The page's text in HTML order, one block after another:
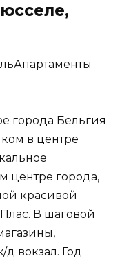
города Бельгия
в центре
центре города,
красивой
В шаговой
д вокзал. Год